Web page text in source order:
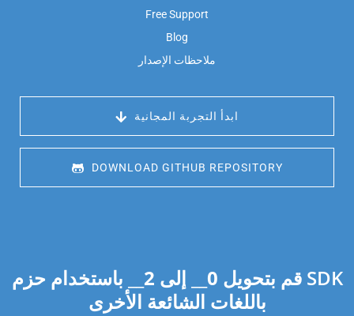
Free Support
Blog
ملاحظات الإصدار
ابدأ التجربة المجانية
DOWNLOAD GITHUB REPOSITORY
قم بتحويل 0 __ إلى 2 __ باستخدام حزم SDK
باللغات الشائعة الأخرى